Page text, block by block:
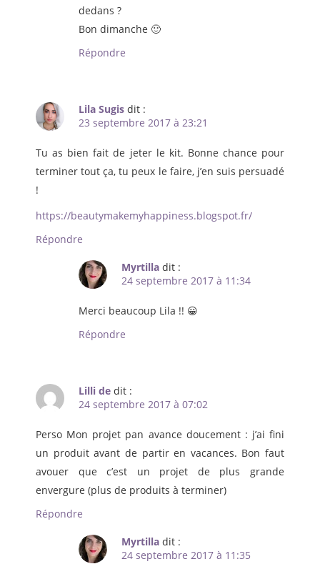
dedans ?
Bon dimanche 🙂
Répondre
Lila Sugis dit :
23 septembre 2017 à 23:21
Tu as bien fait de jeter le kit. Bonne chance pour
terminer tout ça, tu peux le faire, j’en suis persuadé
!
https://beautymakemyhappiness.blogspot.fr/
Répondre
Myrtilla dit :
24 septembre 2017 à 11:34
Merci beaucoup Lila !! 😀
Répondre
Lilli de dit :
24 septembre 2017 à 07:02
Perso Mon projet pan avance doucement : j’ai fini
un produit avant de partir en vacances. Bon faut
avouer que c’est un projet de plus grande
envergure (plus de produits à terminer)
Répondre
Myrtilla dit :
24 septembre 2017 à 11:35